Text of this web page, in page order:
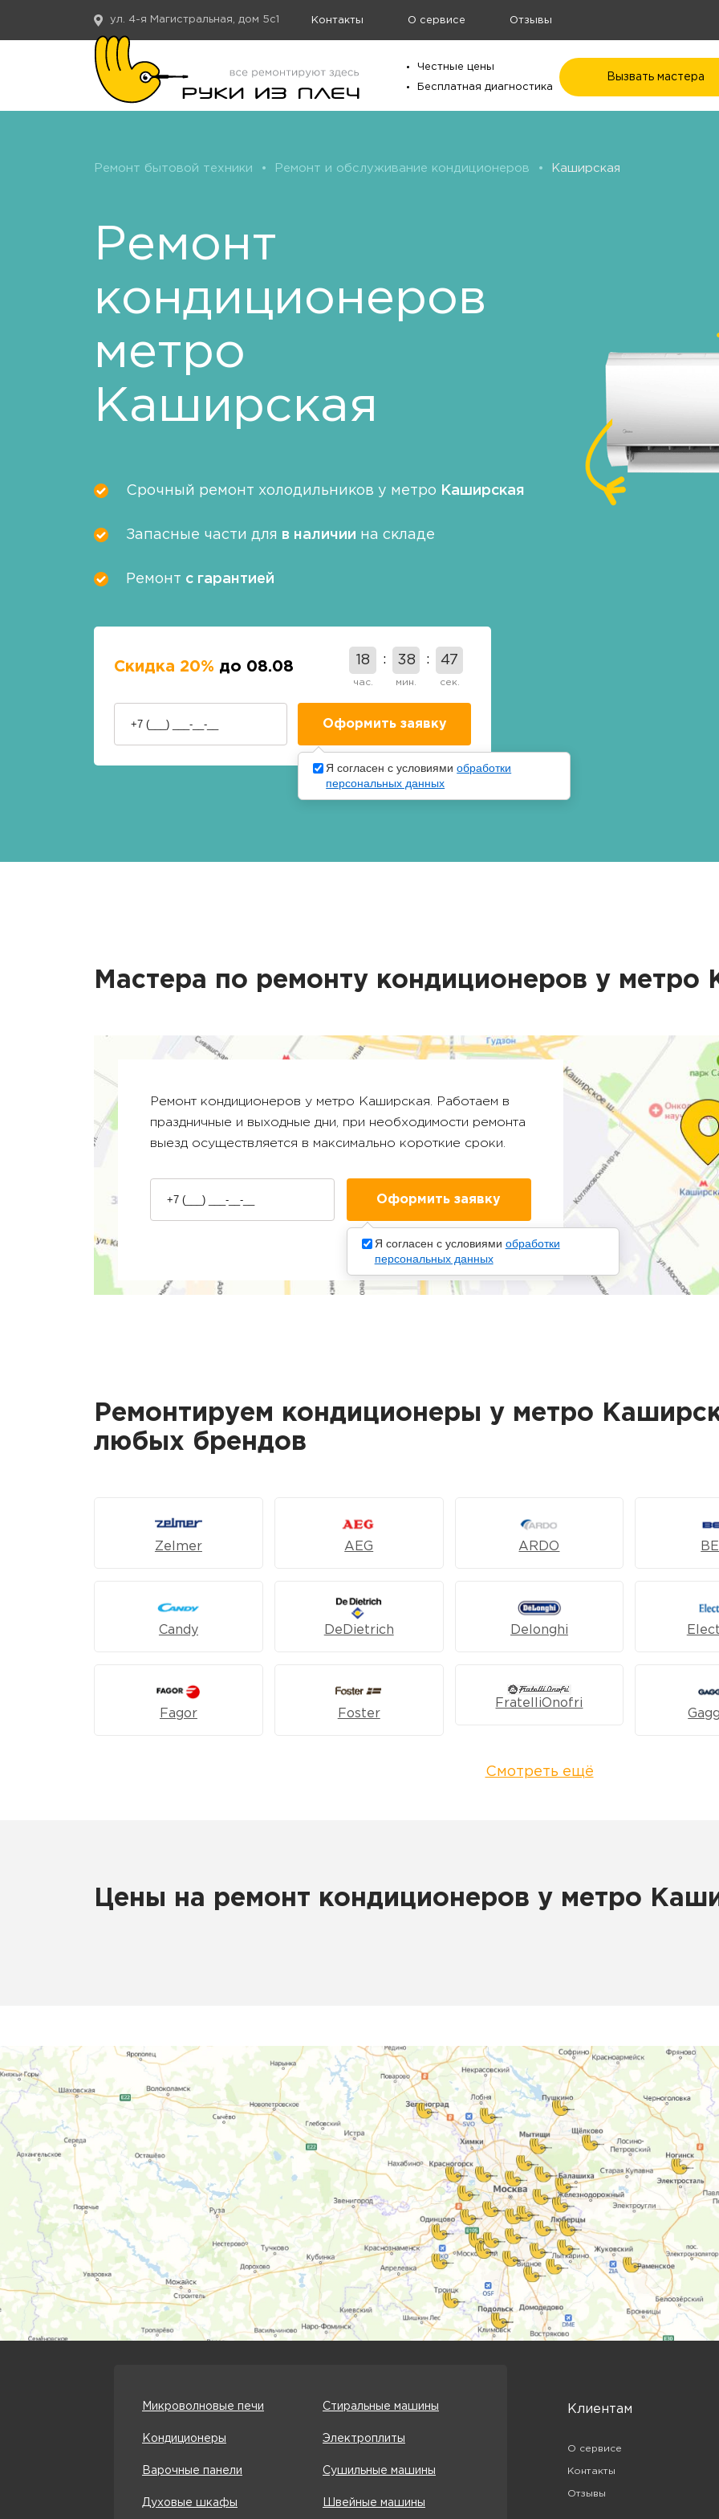
ул. 4-я Магистральная, дом 5с1 Контакты О сервисе Отзывы
Честные цены
Бесплатная диагностика
Вызвать мастера
Ремонт бытовой техники • Ремонт и обслуживание кондиционеров • Каширская
Ремонт
кондиционеров
метро
Каширская
Срочный ремонт холодильников у метро Каширская
Запасные части для в наличии на складе
Ремонт с гарантией
Скидка 20% до 08.08 18
час.
38
мин.
46
сек.
Мастера по ремонту кондиционеров у метро
Ремонт кондиционеров у метро Каширская. Работаем в
праздничные и выходные дни, при необходимости ремонта
выезд осуществляется в максимально короткие сроки.
Ремонтируем кондиционеры у метро
любых брендов
Zelmer AEG ARDO
Candy DeDietrich Delonghi
Fagor Foster
FratelliOnofri
Смотреть ещё
Цены на ремонт кондиционеров у метро
Микроволновые печи Стиральные машины
Кондиционеры Электроплиты
Варочные панели Сушильные машины
Духовые шкафы Швейные машины
Клиентам
О сервисе
Контакты
Отзывы
Я согласен с условиямиобработки
персональных данных
Я согласен с условиями обработки
персональных данных